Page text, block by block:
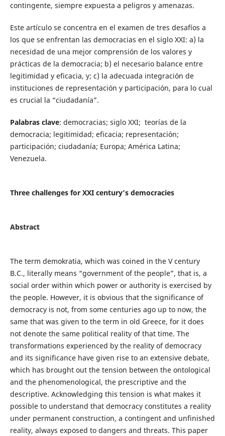
contingente, siempre expuesta a peligros y amenazas.
Este artículo se concentra en el examen de tres desafíos a
los que se enfrentan las democracias en el siglo XXI: a) la
necesidad de una mejor comprensión de los valores y
prácticas de la democracia; b) el necesario balance entre
legitimidad y eficacia, y; c) la adecuada integración de
instituciones de representación y participación, para lo cual
es crucial la “ciudadanía”.
Palabras clave: democracias; siglo XXI; teorías de la
democracia; legitimidad; eficacia; representación;
participación; ciudadanía; Europa; América Latina;
Venezuela.
Three challenges for XXI century’s democracies
Abstract
The term demokratia, which was coined in the V century
B.C., literally means “government of the people”, that is, a
social order within which power or authority is exercised by
the people. However, it is obvious that the significance of
democracy is not, from some centuries ago up to now, the
same that was given to the term in old Greece, for it does
not denote the same political reality of that time. The
transformations experienced by the reality of democracy
and its significance have given rise to an extensive debate,
which has brought out the tension between the ontological
and the phenomenological, the prescriptive and the
descriptive. Acknowledging this tension is what makes it
possible to understand that democracy constitutes a reality
under permanent construction, a contingent and unfinished
reality, always exposed to dangers and threats. This paper